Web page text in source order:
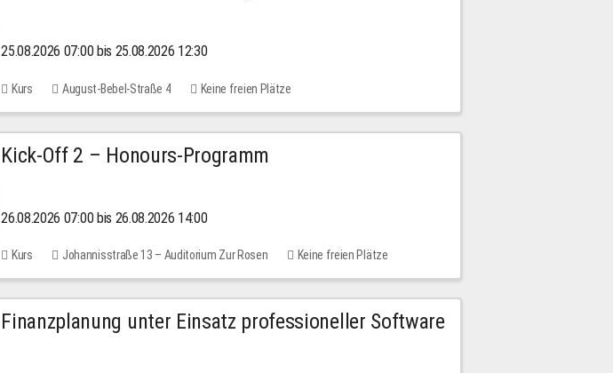
25.08.2026 07:00 bis 25.08.2026 12:30
Kurs August-Bebel-Straße 4 Keine freien Plätze
Kick-Off 2 – Honours-Programm
26.08.2026 07:00 bis 26.08.2026 14:00
Kurs Johannisstraße 13 – Auditorium Zur Rosen Keine freien Plätze
Finanzplanung unter Einsatz professioneller Software